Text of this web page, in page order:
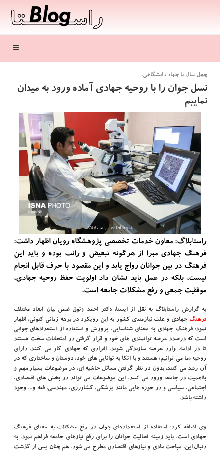
منو
چهل سال با جهاد دانشگاهی،
نسل جوان را با روحیه جهادی آماده ورود به میدان
نماییم
راستابلاگ: معاون خدمات تخصصی پژوهشگاه رویان اظهار داشت:
فرهنگ جهادی مبرا از هرگونه تبعیض و رانت بوده و باید این
فرهنگ در بین جوانان رواج یابد و این مقصود با حرف قابل انجام
نیست، بلكه در عمل باید نشان داد اولویت حفظ روحیه جهادی،
موفقیت جمعی و رفع مشكلات جامعه است.
به گزارش راستابلاگ به نقل از ایسنا،دکتر احمد وثوق ضمن بیان ابعاد مختلف
فرهنگ جهادی و علت نیازمندی کشور به این رویکرد در برهه زمانی کنونی، اظهار
نمود: فرهنگ جهادی به معنای شناسایی، پرورش و استفاده از استعدادهای جوانی
است که درصدد عرضه توانمندی های خود و قرار گرفتن در امتحانات سخت هستند
تا در ادامه، وارد عرصه سازندگی شوند. افرادی که جهادی کار می کنند، دارای
روحیه «ما می توانیم» هستند و با اتکا به توانایی های خود، دوستان و ساختاری که در
آن رشد می کنند، بدون در نظر گرفتن مسائل حاشیه ای، در موضوعات بسیار مهم و
بااهمیت در جامعه ورود می کنند. این موضوعات می تواند در بخش های اقتصادی،
اجتماعی، سیاسی و در حوزه هایی مانند پزشکی، کشاورزی، مهندسی، فقه و... وجود
داشته باشد.
وی اضافه کرد: استفاده از استعدادهای جوان در رفع مشکلات به معنای فرهنگ
جهادی است. باید زمینه فعالیت جوانان را برای رفع نیازهای جامعه فراهم نمود. به
دنبال این، مباحث مادی و نیازهای اقتصادی مطرح می شود. هم چنان پس از گذشت